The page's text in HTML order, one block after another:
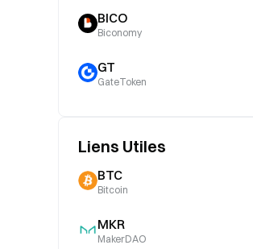
BICO
Biconomy
GT
GateToken
Liens Utiles
BTC
Bitcoin
MKR
MakerDAO